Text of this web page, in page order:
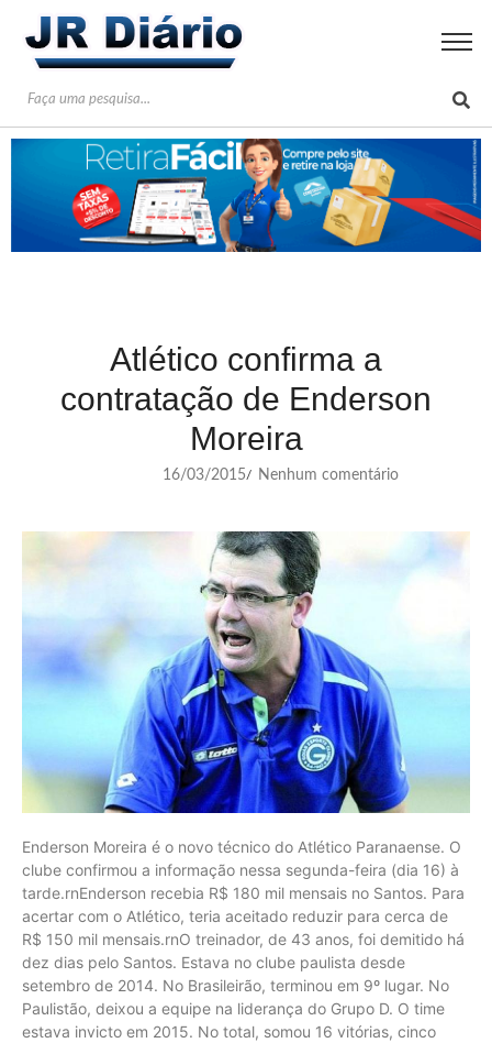
Atlético confirma a
contratação de Enderson
Moreira
16/03/2015/ Nenhum comentário
Enderson Moreira é o novo técnico do Atlético Paranaense. O
clube confirmou a informação nessa segunda-feira (dia 16) à
tarde.rnEnderson recebia R$ 180 mil mensais no Santos. Para
acertar com o Atlético, teria aceitado reduzir para cerca de
R$ 150 mil mensais.rnO treinador, de 43 anos, foi demitido há
dez dias pelo Santos. Estava no clube paulista desde
setembro de 2014. No Brasileirão, terminou em 9º lugar. No
Paulistão, deixou a equipe na liderança do Grupo D. O time
estava invicto em 2015. No total, somou 16 vitórias, cinco